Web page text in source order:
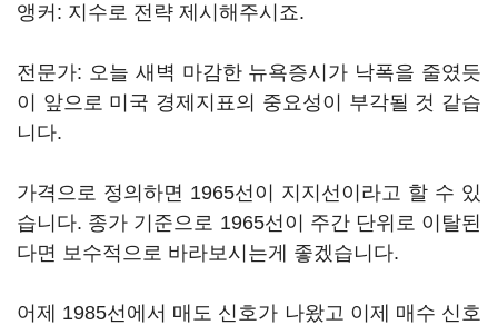
앵커: 지수로 전략 제시해주시죠.
전문가: 오늘 새벽 마감한 뉴욕증시가 낙폭을 줄였듯
이 앞으로 미국 경제지표의 중요성이 부각될 것 같습
니다.
가격으로 정의하면 1965선이 지지선이라고 할 수 있
습니다. 종가 기준으로 1965선이 주간 단위로 이탈된
다면 보수적으로 바라보시는게 좋겠습니다.
어제 1985선에서 매도 신호가 나왔고 이제 매수 신호